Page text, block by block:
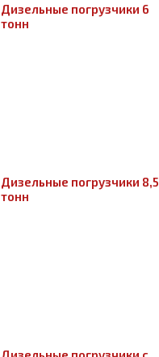
Дизельные погрузчики 6
тонн
Дизельные погрузчики 8,5
тонн